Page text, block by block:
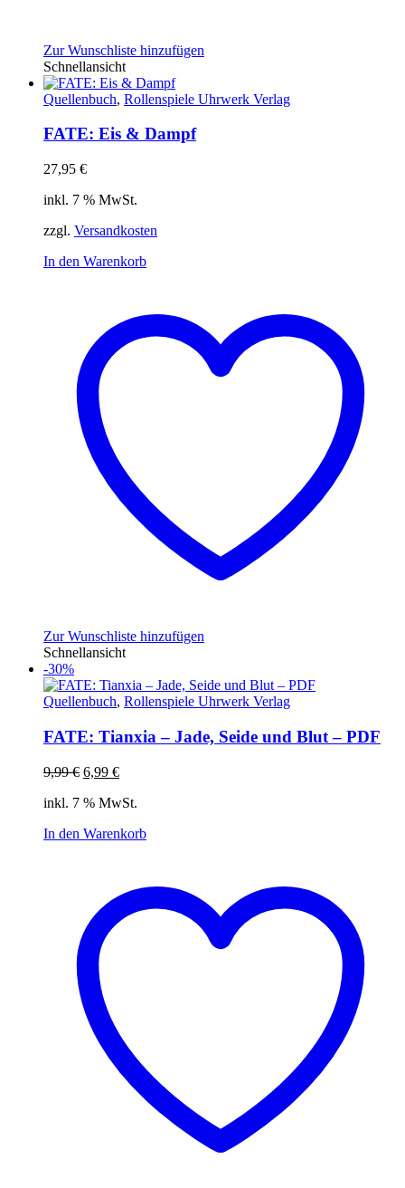
Zur Wunschliste hinzufügen
Schnellansicht
Quellenbuch, Rollenspiele Uhrwerk Verlag
FATE: Eis & Dampf
27,95 €
inkl. 7 % MwSt.
zzgl. Versandkosten
In den Warenkorb
Zur Wunschliste hinzufügen
Schnellansicht
-30%
Quellenbuch, Rollenspiele Uhrwerk Verlag
FATE: Tianxia – Jade, Seide und Blut – PDF
9,99€ Ursprünglicher
war:
6,99 €Aktueller
ist:
inkl. 7 % MwSt.
In den Warenkorb